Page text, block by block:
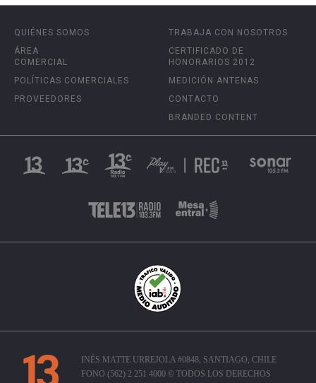
QUIÉNES SOMOS
ÁREA
COMERCIAL
POLÍTICAS COMERCIALES
PROVEEDORES
TRABAJA CON NOSOTROS
CERTIFICADO DE
HONORARIOS 2012
MEDICIÓN ANTENAS
CONTACTO
BRANDED CONTENT
INÉS MATTE URREJOLA #0848, SANTIAGO, CHILE
FONO (562) 2 251 4000 © TODOS LOS DERECHOS